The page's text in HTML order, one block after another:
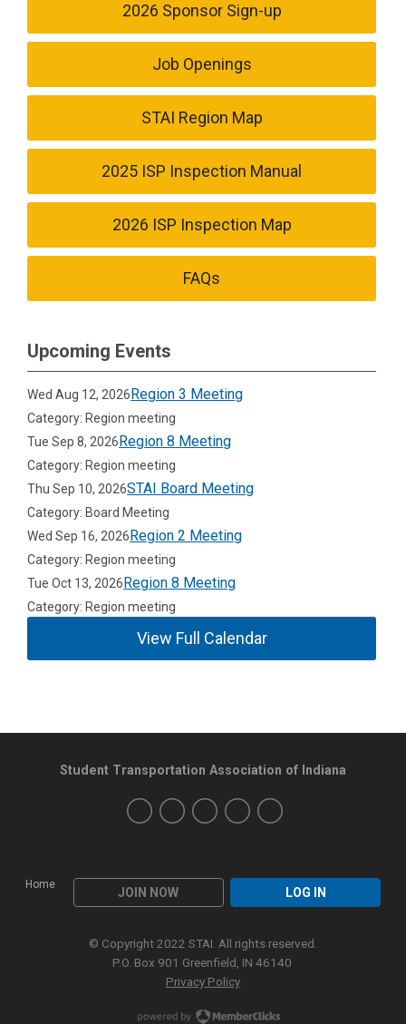
2026 Sponsor Sign-up
Job Openings
STAI Region Map
2025 ISP Inspection Manual
2026 ISP Inspection Map
FAQs
Upcoming Events
Wed Aug 12, 2026Region 3 Meeting
Category: Region meeting
Tue Sep 8, 2026Region 8 Meeting
Category: Region meeting
Thu Sep 10, 2026STAI Board Meeting
Category: Board Meeting
Wed Sep 16, 2026Region 2 Meeting
Category: Region meeting
Tue Oct 13, 2026Region 8 Meeting
Category: Region meeting
View Full Calendar
Home
JOIN NOW LOG IN
Student Transportation Association of Indiana
© Copyright 2022 STAI. All rights reserved.
P.O. Box 901 Greenfield, IN 46140
Privacy Policy